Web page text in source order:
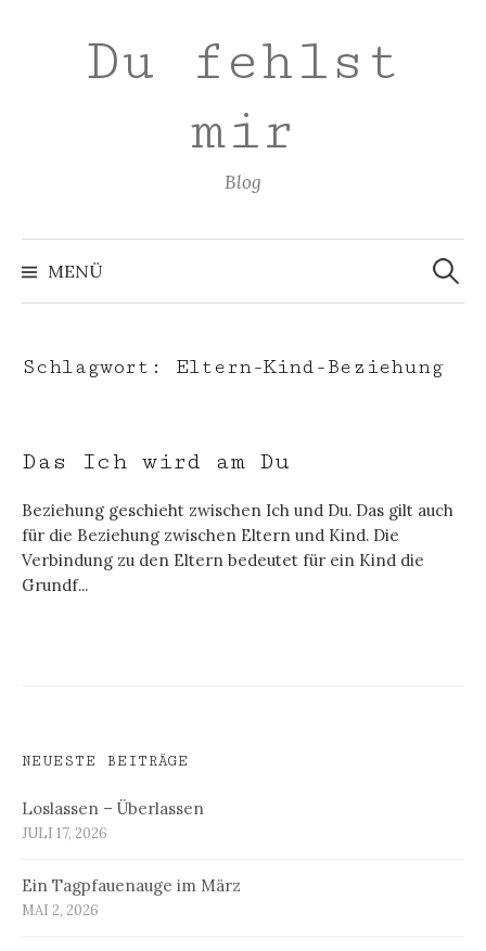
überspringenDu fehlst
mir
Blog
MENÜ
Suchen
nach:
Schlagwort: Eltern-Kind-Beziehung
Das Ich wird am Du
Beziehung geschieht zwischen Ich und Du. Das gilt auch
für die Beziehung zwischen Eltern und Kind. Die
Verbindung zu den Eltern bedeutet für ein Kind die
Grundf...
NEUESTE BEITRÄGE
Loslassen – Überlassen
JULI 17, 2026
Ein Tagpfauenauge im März
MAI 2, 2026